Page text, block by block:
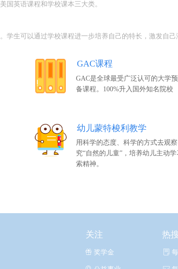
国英语课程和学校课本三大类。
生可以通过学校课程进一步培养自己的特长，激发自己
GAC是全球最受广泛认可的大学预
备课程。100%升入国外知名院校
GAC课程
用科学的态度、科学的方式去观
究“自然的儿童”，培养幼儿主动学
索精神。
幼儿蒙特梭利教学
ꂓ
热搜
ꁠ 奖学金
关注